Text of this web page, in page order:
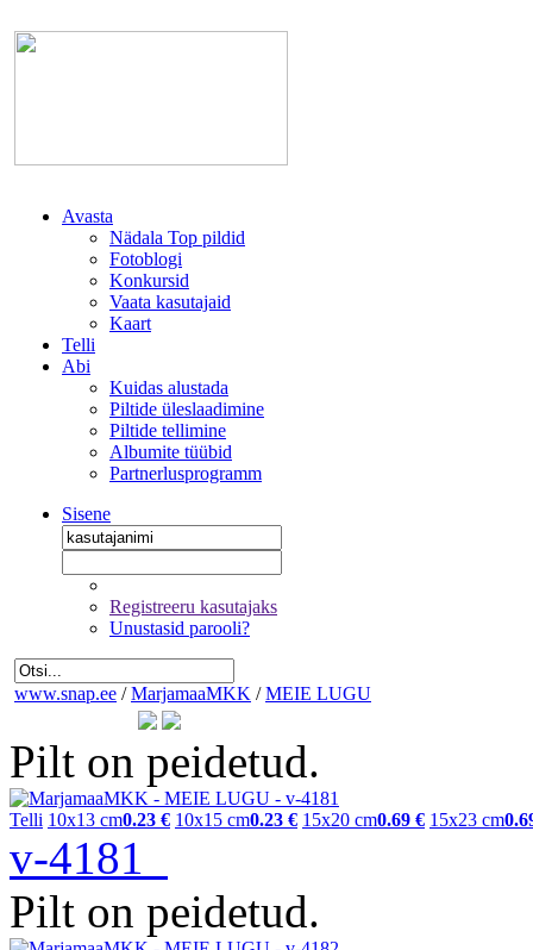
Avasta
Nädala Top pildid
Fotoblogi
Konkursid
Vaata kasutajaid
Kaart
Telli
Abi
Kuidas alustada
Piltide üleslaadimine
Piltide tellimine
Albumite tüübid
Partnerlusprogramm
Sisene
Registreeru kasutajaks
Unustasid parooli?
www.snap.ee / MarjamaaMKK / MEIE LUGU
Pilt on peidetud.
Telli 10x13 cm0.23 € 10x15 cm0.23 € 15x20 cm0.69 € 15x23 cm
v-4181
Pilt on peidetud.